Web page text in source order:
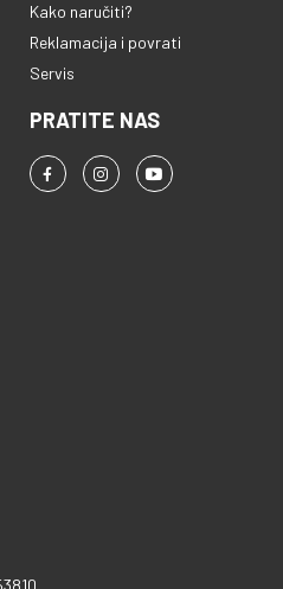
Kako naručiti?
Reklamacija i povrati
Servis
PRATITE NAS